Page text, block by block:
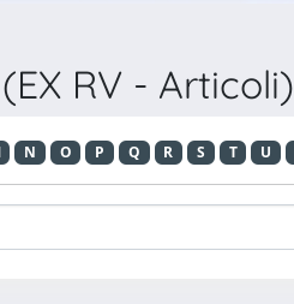
RV - Articoli)
N O P Q R S T U